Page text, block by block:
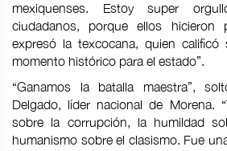
mexiquenses. Estoy super
ciudadanos, porque ellos hicieron
expresó la texcocana, quien calificó
momento histórico para el estado”.
“Ganamos la batalla maestra”,
Delgado, líder nacional de Morena.
sobre la corrupción, la humildad
humanismo sobre el clasismo. Fue